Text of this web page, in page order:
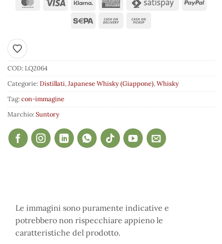
Aggiungi ai preferiti
COD:LQ2064
Categorie:Distillati,Japanese Whisky (Giappone),Whisky
Tag:con-immagine
Marchio:Suntory
Le immagini sono puramente indicative e
potrebbero non rispecchiare appieno le
caratteristiche del prodotto.